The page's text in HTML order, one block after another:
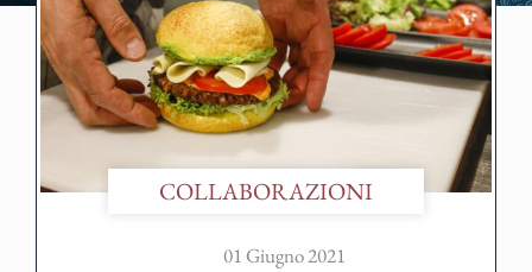
COLLABORAZIONI
01 Giugno 2021